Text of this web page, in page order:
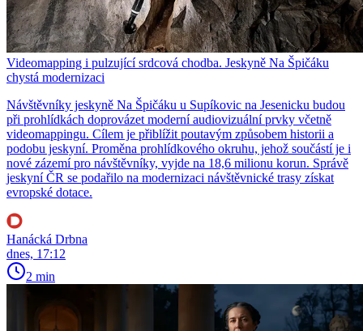
Videomapping i pulzující srdcová chodba. Jeskyně Na Špičáku
chystá modernizaci
Návštěvníky jeskyně Na Špičáku u Supíkovic na Jesenicku budou
při prohlídkách doprovázet moderní audiovizuální prvky včetně
videomappingu. Cílem je přiblížit poutavým způsobem historii a
podobu jeskyní. Proměna prohlídkového okruhu, jehož součástí je i
nové zázemí pro návštěvníky, vyjde na 18,6 milionu korun. Správě
jeskyní ČR se podařilo na modernizaci návštěvnické trasy získat
evropské dotace.
Hanácká Drbna
dnes, 17:12
2 min